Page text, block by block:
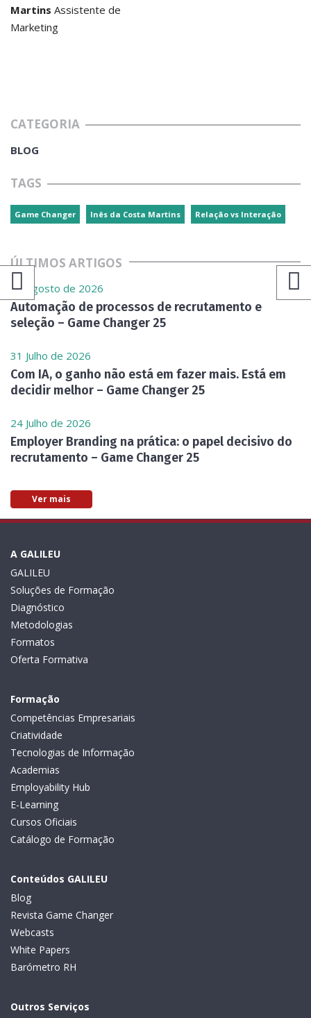
Martins Assistente de
Marketing
CATEGORIA
BLOG
TAGS
Game Changer Inês da Costa Martins Relação vs Interação
ÚLTIMOS ARTIGOS
07 Agosto de 2026
Automação de processos de recrutamento e
seleção – Game Changer 25
31 Julho de 2026
Com IA, o ganho não está em fazer mais. Está em
decidir melhor – Game Changer 25
24 Julho de 2026
Employer Branding na prática: o papel decisivo do
recrutamento – Game Changer 25
Ver mais
A GALILEU
GALILEU
Soluções de Formação
Diagnóstico
Metodologias
Formatos
Oferta Formativa
Formação
Competências Empresariais
Criatividade
Tecnologias de Informação
Academias
Employability Hub
E-Learning
Cursos Oficiais
Catálogo de Formação
Conteúdos GALILEU
Blog
Revista Game Changer
Webcasts
White Papers
Barómetro RH
Outros Serviços